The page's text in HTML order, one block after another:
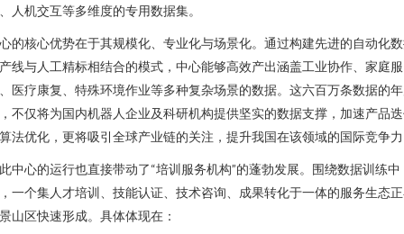
人机交互等多维度的专用数据集。
的核心优势在于其规模化、专业化与场景化。通过构建先进的自动化
线与人工精标相结合的模式，中心能够高效产出涵盖工业协作、家庭服
医疗康复、特殊环境作业等多种复杂场景的数据。这六百万条数据的
不仅将为国内机器人企业及科研机构提供坚实的数据支撑，加速产品
法优化，更将吸引全球产业链的关注，提升我国在该领域的国际竞争
中心的运行也直接带动了“培训服务机构”的蓬勃发展。围绕数据训练中
一个集人才培训、技能认证、技术咨询、成果转化于一体的服务生态
山区快速形成。具体体现在：